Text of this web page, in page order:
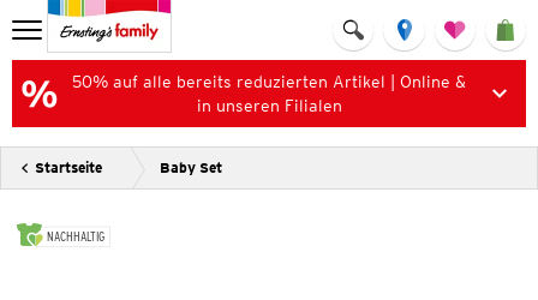
50% auf alle bereits reduzierten Artikel | Online &
in unseren Filialen
Startseite Baby Set
NACHHALTIG